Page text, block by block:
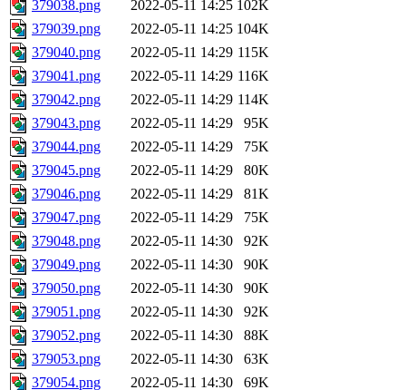
379038.png
2022-05-11 14:25 102K
379039.png
2022-05-11 14:25 104K
379040.png
2022-05-11 14:29 115K
379041.png
2022-05-11 14:29 116K
379042.png
2022-05-11 14:29 114K
379043.png
2022-05-11 14:29
95K
379044.png
2022-05-11 14:29
75K
379045.png
2022-05-11 14:29
80K
379046.png
2022-05-11 14:29
81K
379047.png
2022-05-11 14:29
75K
379048.png
2022-05-11 14:30
92K
379049.png
2022-05-11 14:30
90K
379050.png
2022-05-11 14:30
90K
379051.png
2022-05-11 14:30
92K
379052.png
2022-05-11 14:30
88K
379053.png
2022-05-11 14:30
63K
379054.png
2022-05-11 14:30
69K